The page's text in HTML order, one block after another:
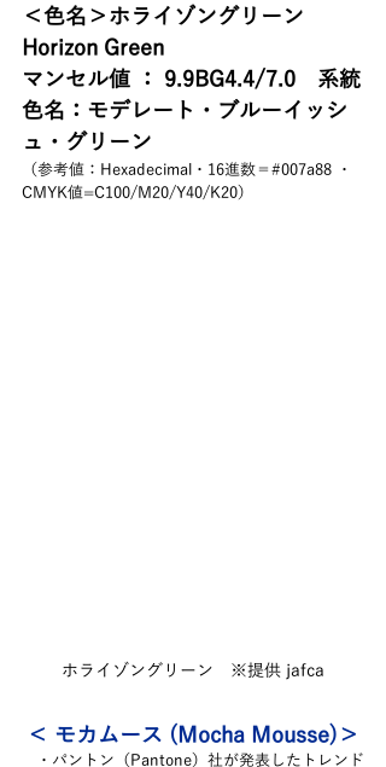
＜色名＞ホライゾングリーン
Horizon Green
マンセル値 ： 9.9BG4.4/7.0　系統
色名：モデレート・ブルーイッシ
ュ・グリーン
（参考値：Hexadecimal・16進数＝#007a88 ・
CMYK値=C100/M20/Y40/K20）
ホライゾングリーン　※提供 jafca
＜ モカムース (Mocha Mousse)＞